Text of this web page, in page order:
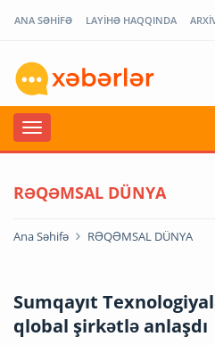
ANA SƏHİFƏ LAYİHƏ HAQQINDA
RƏQƏMSAL DÜNYA
Ana Səhifə RƏQƏMSAL DÜNYA
Sumqayıt
qlobal şirkətlə anlaşdı